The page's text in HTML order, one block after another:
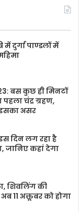
में दुर्गा पाण्डलों में
बस कुछ ही मिनटों
चंद्र ग्रहण,
असर
दिन लग रहा है
जानिए कहां देगा
शिवलिंग की
11 अक्तूबर को होगा